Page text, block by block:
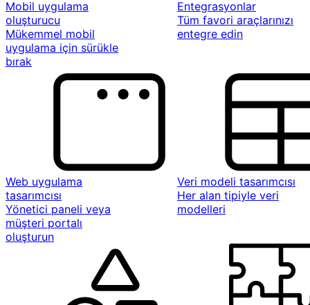
Mobil uygulama
oluşturucu
Mükemmel mobil
uygulama için sürükle
bırak
Entegrasyonlar
Tüm favori araçlarınızı
entegre edin
Web uygulama
tasarımcısı
Yönetici paneli veya
müşteri portalı
oluşturun
Veri modeli tasarımcısı
Her alan tipiyle veri
modelleri